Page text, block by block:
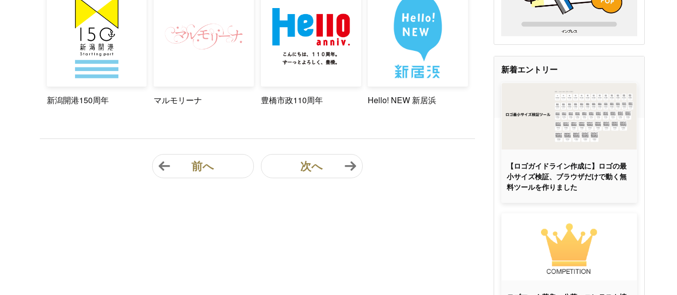
新潟開港150周年 マルモリーナ 豊橋市政110周年 Hello! NEW 新居浜
前へ 次へ
新着エントリー
【ロゴガイドライン作成に】ロゴの最
小サイズ検証、ブラウザだけで動く無
料ツールを作りました